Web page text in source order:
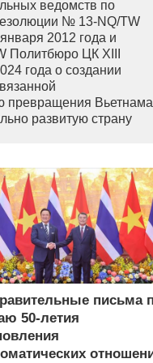
ведомств по
№ 13-NQ/TW
2012 года и
Политбюро ЦК XIII
года о создании
превращения Вьетнама
развитую страну
письма
50-летия